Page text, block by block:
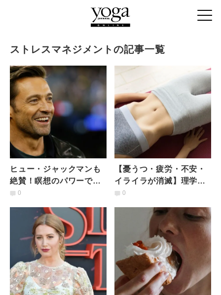
ストレスマネジメントの記事一覧
ヒュー・ジャックマンも
絶賛！瞑想のパワーでス
トレスを克服｜成功者や
0
【憂うつ・疲労・不安・
イライラが消滅】理学療
法士が教える、セロトニ
0